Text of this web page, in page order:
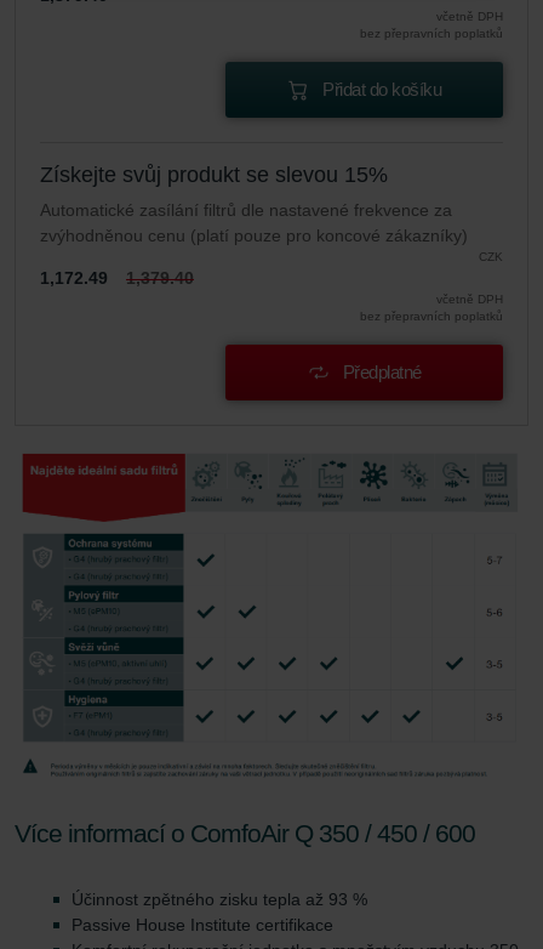
Zehnder Polska Sp. z o.o.: Oświadczenie o ochronie
Zehnder Group UK Limited: Privacy Policy
včetně DPH
bez přepravních poplatků
Přidat do košíku
Získejte svůj produkt se slevou 15%
Automatické zasílání filtrů dle nastavené frekvence za
zvýhodněnou cenu (platí pouze pro koncové zákazníky)
CZK
1,172.49 1,379.40
včetně DPH
bez přepravních poplatků
Předplatné
Více informací o ComfoAir Q 350 / 450 / 600
Účinnost zpětného zisku tepla až 93 %
Passive House Institute certifikace